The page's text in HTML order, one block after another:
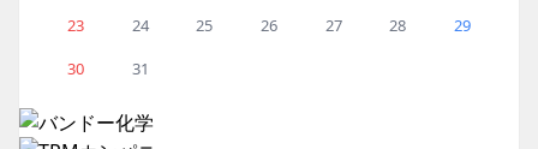
23
24 25 26 27 28
29
30
31